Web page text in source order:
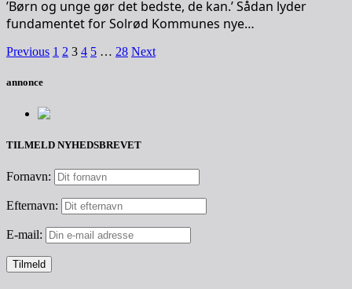
’Børn og unge gør det bedste, de kan.’ Sådan lyder
fundamentet for Solrød Kommunes nye…
Previous 1 2 3 4 5 … 28 Next
annonce
TILMELD NYHEDSBREVET
Fornavn:
Efternavn:
E-mail: